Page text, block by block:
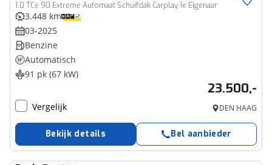
1.0 TCe 90 Extreme Automaat Schuifdak Carplay 1e Eigenaar
3.448 km
03-2025
Benzine
Automatisch
91 pk (67 kW)
23.500,-
Vergelijk DEN HAAG
Bekijk details Bel aanbieder